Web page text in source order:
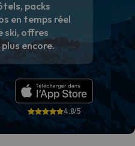
packs
en temps réel
ski, offres
encore.
4.8/5